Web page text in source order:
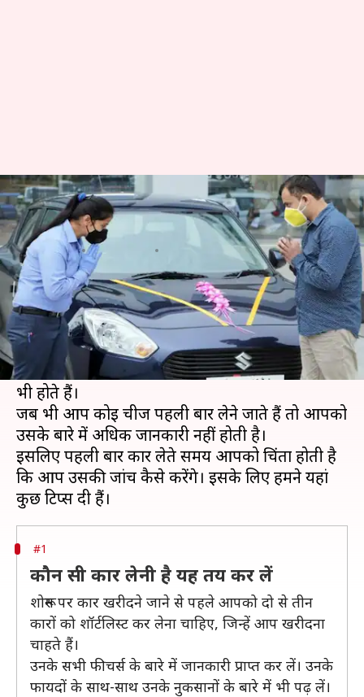
पहली बार कार खरीदने जा रहे हैं तो
इन बातों का जरूर रखें ध्यान
लेखन मोना दीक्षित Aug 20, 2020
क्या है खबर?
नई कार खरीदने का एक अलग ही उत्साह होता है और वो
तब और भी बढ़ जाता है जब आप पहली बार कार
खरीदने जाते हैं। हालांकि, उस दिन आप काफी तनाव में
भी होते हैं।
जब भी आप कोई चीज पहली बार लेने जाते हैं तो आपको
उसके बारे में अधिक जानकारी नहीं होती है।
इसलिए पहली बार कार लेते समय आपको चिंता होती है
कि आप उसकी जांच कैसे करेंगे। इसके लिए हमने यहां
#1
कौन सी कार लेनी है यह तय कर लें
शोरूम पर कार खरीदने जाने से पहले आपको दो से तीन
कारों को शॉर्टलिस्ट कर लेना चाहिए, जिन्हें आप खरीदना
चाहते हैं।
उनके सभी फीचर्स के बारे में जानकारी प्राप्त कर लें। उनके
फायदों के साथ-साथ उनके नुकसानों के बारे में भी पढ़ लें।